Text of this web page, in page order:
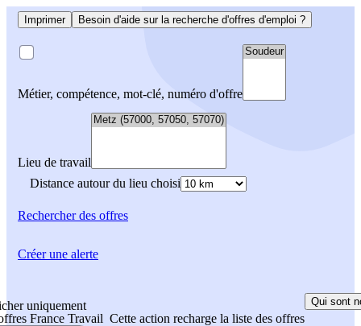
Imprimer Besoin d'aide sur la recherche d'offres d'emploi ?
Métier, compétence, mot-clé, numéro d'offre
Lieu de travail
Distance autour du lieu choisi
Rechercherdes offres
uniquement
France Travail Cette action recharge la liste des offres
Qui sont
Créer une alerte